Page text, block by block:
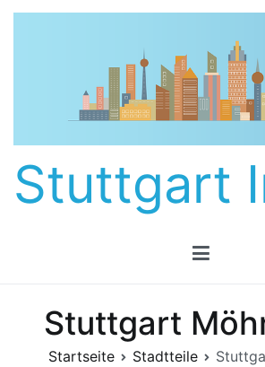
Zum
Stuttgart
Stuttgart
Startseite Stadtteile